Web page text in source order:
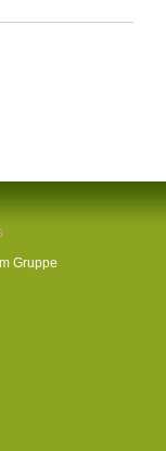
Gruppe